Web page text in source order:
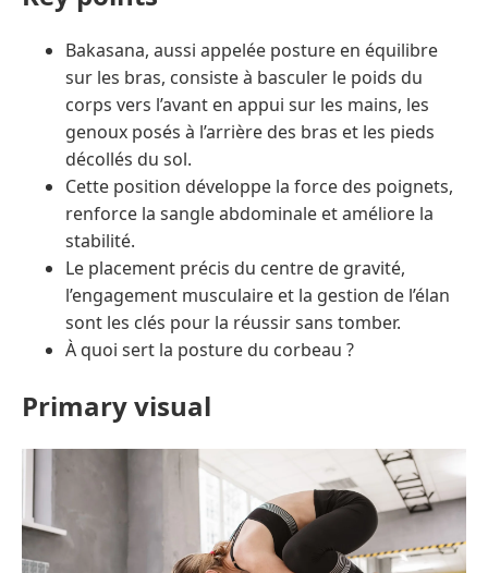
Bakasana, aussi appelée posture en équilibre
sur les bras, consiste à basculer le poids du
corps vers l’avant en appui sur les mains, les
genoux posés à l’arrière des bras et les pieds
décollés du sol.
Cette position développe la force des poignets,
renforce la sangle abdominale et améliore la
stabilité.
Le placement précis du centre de gravité,
l’engagement musculaire et la gestion de l’élan
sont les clés pour la réussir sans tomber.
À quoi sert la posture du corbeau ?
Primary visual